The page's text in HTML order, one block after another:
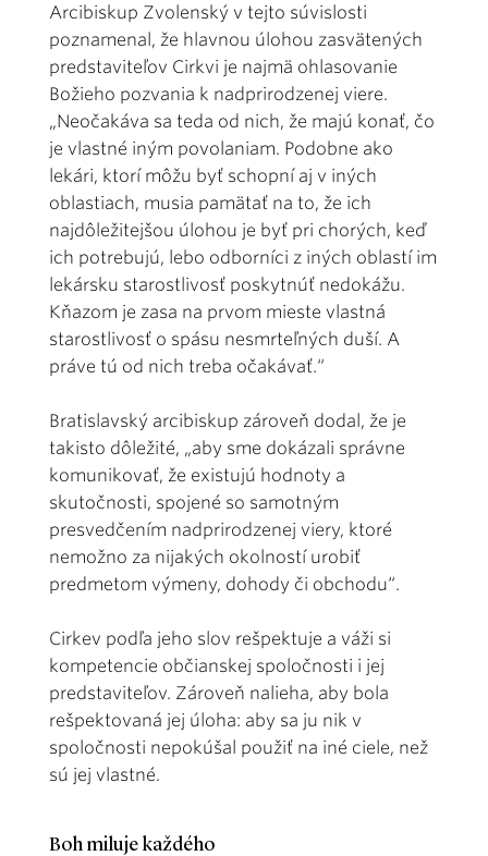
Arcibiskup Zvolenský v tejto súvislosti
poznamenal, že hlavnou úlohou zasvätených
predstaviteľov Cirkvi je najmä ohlasovanie
Božieho pozvania k nadprirodzenej viere.
„Neočakáva sa teda od nich, že majú konať, čo
je vlastné iným povolaniam. Podobne ako
lekári, ktorí môžu byť schopní aj v iných
oblastiach, musia pamätať na to, že ich
najdôležitejšou úlohou je byť pri chorých, keď
ich potrebujú, lebo odborníci z iných oblastí im
lekársku starostlivosť poskytnúť nedokážu.
Kňazom je zasa na prvom mieste vlastná
starostlivosť o spásu nesmrteľných duší. A
práve tú od nich treba očakávať.“
Bratislavský arcibiskup zároveň dodal, že je
takisto dôležité, „aby sme dokázali správne
komunikovať, že existujú hodnoty a
skutočnosti, spojené so samotným
presvedčením nadprirodzenej viery, ktoré
nemožno za nijakých okolností urobiť
predmetom výmeny, dohody či obchodu“.
Cirkev podľa jeho slov rešpektuje a váži si
kompetencie občianskej spoločnosti i jej
predstaviteľov. Zároveň nalieha, aby bola
rešpektovaná jej úloha: aby sa ju nik v
spoločnosti nepokúšal použiť na iné ciele, než
sú jej vlastné.
Boh miluje každého